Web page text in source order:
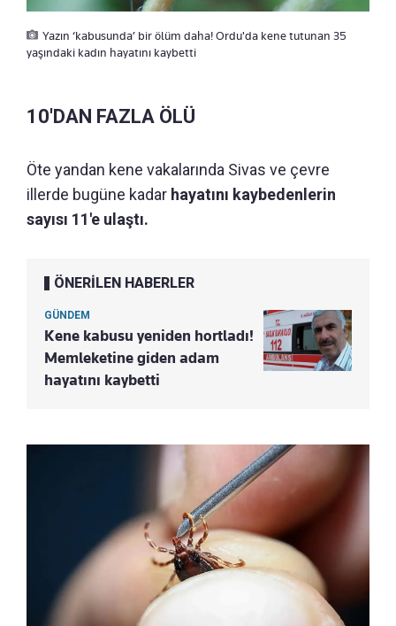
Yazın ‘kabusunda’ bir ölüm daha! Ordu'da kene tutunan 35
yaşındaki kadın hayatını kaybetti
10'DAN FAZLA ÖLÜ
Öte yandan kene vakalarında Sivas ve çevre
illerde bugüne kadar hayatını kaybedenlerin
sayısı 11'e ulaştı.
ÖNERİLEN HABERLER
GÜNDEM
Kene kabusu yeniden hortladı!
Memleketine giden adam
hayatını kaybetti